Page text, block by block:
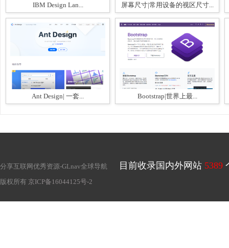
IBM Design Lan... 屏幕尺寸|常用设备的视区尺寸...
Ant Design| 一套... Bootstrap|世界上最...
分享互联网优秀资源-GLnav全球导航 目前收录国内外网站 5389
版权所有 京ICP备16044125号-2